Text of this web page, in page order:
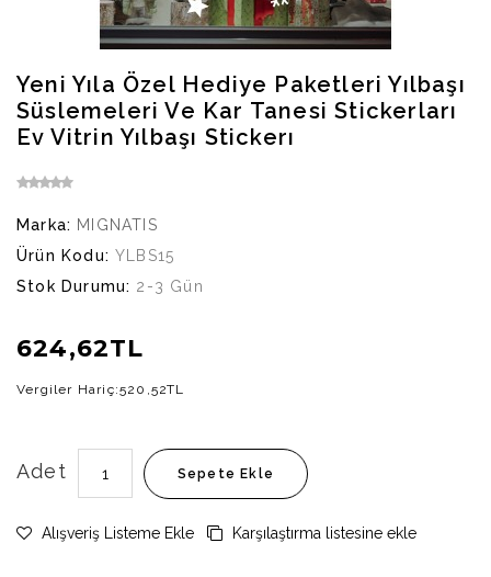
Yeni Yıla Özel Hediye Paketleri Yılbaşı
Süslemeleri Ve Kar Tanesi Stickerları
Ev Vitrin Yılbaşı Stickerı
Marka: MIGNATIS
Ürün Kodu: YLBS15
Stok Durumu: 2-3 Gün
624,62TL
Vergiler Hariç:520,52TL
Adet Sepete Ekle
Alışveriş Listeme Ekle Karşılaştırma listesine ekle